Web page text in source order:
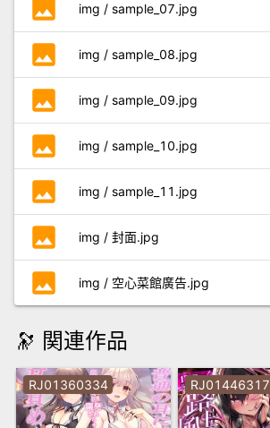
photo img / sample_07.jpg
photo img / sample_08.jpg
photo img / sample_09.jpg
photo img / sample_10.jpg
photo img / sample_11.jpg
photo img / 封面.jpg
photo img / 空心菜館廣告.jpg
🔭 関連作品
RJ01360334 RJ01446317